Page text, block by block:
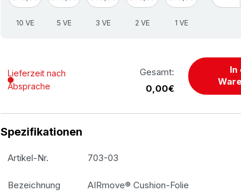
10 VE 5 VE 3 VE 2 VE 1 VE
Lieferzeit nach
Absprache
Gesamt:
0,00€
In
Spezifikationen
Artikel-Nr. 703-03
Bezeichnung AIRmove® Cushion-Folie